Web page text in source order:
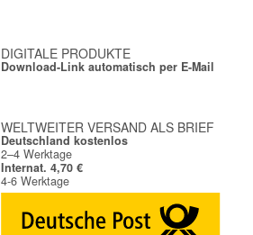
DIGITALE PRODUKTE
Download-Link automatisch per E-Mail
WELTWEITER VERSAND ALS BRIEF
Deutschland kostenlos
2–4 Werktage
Internat. 4,70 €
4-6 Werktage